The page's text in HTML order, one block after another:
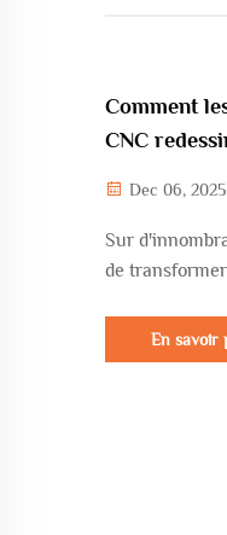
Comment
CNC
Dec 06, 2025
Sur
de
d'armatures
ordinaires
En savoir